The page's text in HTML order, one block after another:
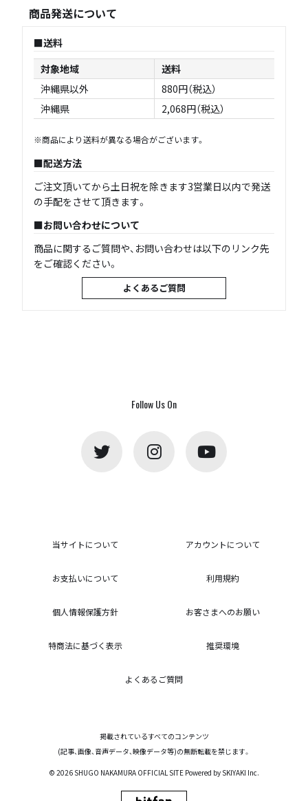
商品発送について
送料
対象地域
送料
沖縄県以外
880円（税込）
沖縄県
2,068円（税込）
※商品により送料が異なる場合がございます。
配送方法
ご注文頂いてから土日祝を除きます3営業日以内で発送
の手配をさせて頂きます。
お問い合わせについて
商品に関するご質問や、お問い合わせは以下のリンク先
をご確認ください。
よくあるご質問
Follow Us On
当サイトについて アカウントについて
お支払いについて 利用規約
個人情報保護方針 お客さまへのお願い
特商法に基づく表示 推奨環境
よくあるご質問
掲載されているすべてのコンテンツ
(記事、画像、音声データ、映像データ等)の無断転載を禁じます。
© 2026 SHUGO NAKAMURA OFFICIAL SITE Powered by SKIYAKI Inc.